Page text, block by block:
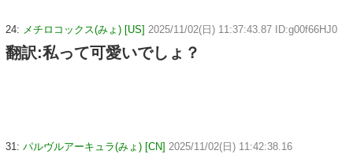
24: メチロコックス(みょ) [US] 2025/11/02(日) 11:37:43.87 ID:g00f66HJ0
翻訳:私って可愛いでしょ？
31: パルヴルアーキュラ(みょ) [CN] 2025/11/02(日) 11:42:38.16